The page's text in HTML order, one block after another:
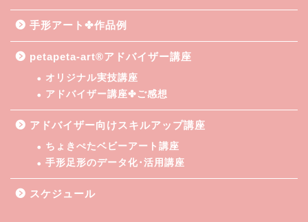
手形アート✤作品例
petapeta-art®アドバイザー講座
オリジナル実技講座
アドバイザー講座✤ご感想
アドバイザー向けスキルアップ講座
ちょきぺたベビーアート講座
手形足形のデータ化･活用講座
スケジュール